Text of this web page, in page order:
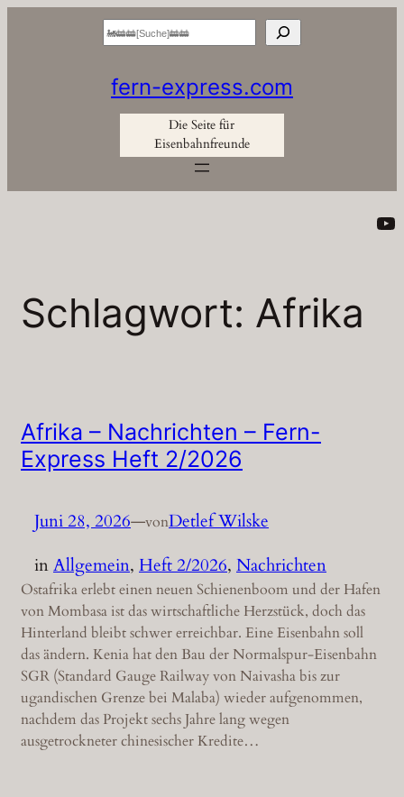
Suchen
fern-express.com
Die Seite für
Eisenbahnfreunde
Schlagwort: Afrika
Afrika – Nachrichten – Fern-
Express Heft 2/2026
Juni 28, 2026—vonDetlef Wilske
inAllgemein, Heft 2/2026, Nachrichten
Ostafrika erlebt einen neuen Schienenboom und der Hafen
von Mombasa ist das wirtschaftliche Herzstück, doch das
Hinterland bleibt schwer erreichbar. Eine Eisenbahn soll
das ändern. Kenia hat den Bau der Normalspur-Eisenbahn
SGR (Standard Gauge Railway von Naivasha bis zur
ugandischen Grenze bei Malaba) wieder aufgenommen,
nachdem das Projekt sechs Jahre lang wegen
ausgetrockneter chinesischer Kredite…